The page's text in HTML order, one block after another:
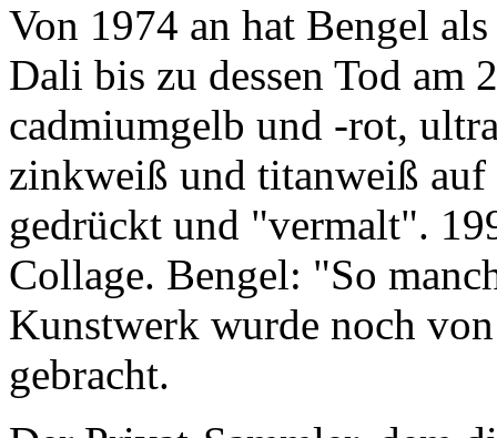
Von 1974 an hat Bengel
Dali bis zu dessen Tod am
cadmiumgelb und -rot,
zinkweiß und titanweiß
gedrückt und "vermalt".
Collage. Bengel: "So
Kunstwerk wurde noch
gebracht.